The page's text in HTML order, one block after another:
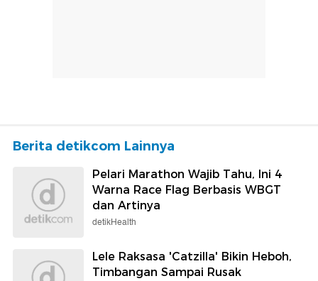
Berita detikcom Lainnya
Pelari Marathon Wajib Tahu, Ini 4
Warna Race Flag Berbasis WBGT
dan Artinya
detikHealth
Lele Raksasa 'Catzilla' Bikin Heboh,
Timbangan Sampai Rusak